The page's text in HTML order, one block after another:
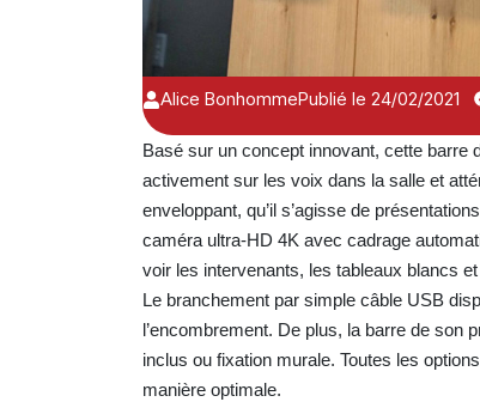
Alice BonhommePublié le 24/02/2021
Basé sur un concept innovant, cette barre
activement sur les voix dans la salle et
enveloppant, qu’il s’agisse de
caméra ultra-HD 4K avec cadrage
voir les intervenants, les tableaux blancs
Le branchement par simple câble USB
l’encombrement. De plus, la barre de son
inclus ou fixation murale. Toutes les
manière optimale.